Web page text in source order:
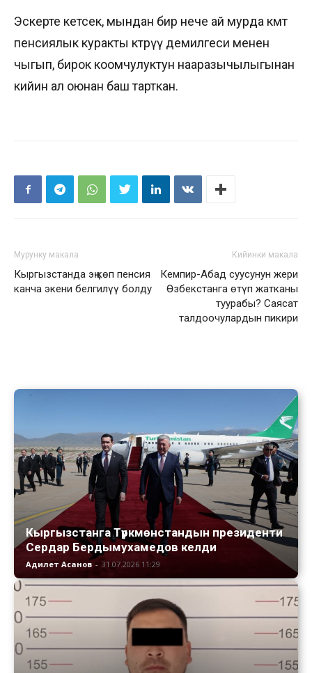
Эскерте кетсек, мындан бир нече ай мурда өкмөт
пенсиялык куракты көтөрүү демилгеси менен
чыгып, бирок коомчулуктун нааразычылыгынан
кийин ал оюнан баш тарткан.
Мурунку макала
Кыргызстанда эң көп пенсия
канча экени белгилүү болду
Кийинки макала
Кемпир-Абад суусунун жери
Өзбекстанга өтүп жатканы
туурабы? Саясат
талдоочулардын пикири
Кыргызстанга Түркмөнстандын президенти
Сердар Бердымухамедов келди
Адилет Асанов - 31.07.2026 11:29